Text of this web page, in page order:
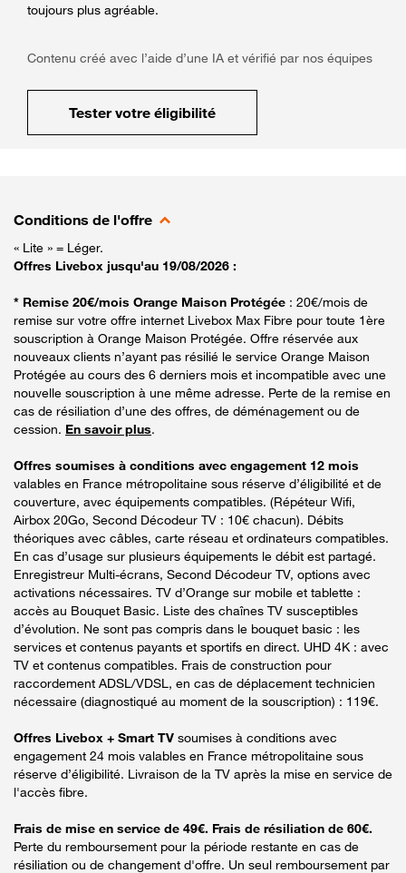
toujours plus agréable.
Contenu créé avec l’aide d’une IA et vérifié par nos équipes
Tester votre éligibilité
Conditions de l'offre
« Lite » = Léger.
Offres Livebox jusqu'au 19/08/2026 :
* Remise 20€/mois Orange Maison Protégée : 20€/mois de
remise sur votre offre internet Livebox Max Fibre pour toute 1ère
souscription à Orange Maison Protégée. Offre réservée aux
nouveaux clients n’ayant pas résilié le service Orange Maison
Protégée au cours des 6 derniers mois et incompatible avec une
nouvelle souscription à une même adresse. Perte de la remise en
cas de résiliation d’une des offres, de déménagement ou de
cession. En savoir plus.
Offres soumises à conditions avec engagement 12 mois
valables en France métropolitaine sous réserve d’éligibilité et de
couverture, avec équipements compatibles. (Répéteur Wifi,
Airbox 20Go, Second Décodeur TV : 10€ chacun). Débits
théoriques avec câbles, carte réseau et ordinateurs compatibles.
En cas d’usage sur plusieurs équipements le débit est partagé.
Enregistreur Multi-écrans, Second Décodeur TV, options avec
activations nécessaires. TV d’Orange sur mobile et tablette :
accès au Bouquet Basic. Liste des chaînes TV susceptibles
d’évolution. Ne sont pas compris dans le bouquet basic : les
services et contenus payants et sportifs en direct. UHD 4K : avec
TV et contenus compatibles. Frais de construction pour
raccordement ADSL/VDSL, en cas de déplacement technicien
nécessaire (diagnostiqué au moment de la souscription) : 119€.
Offres Livebox + Smart TV soumises à conditions avec
engagement 24 mois valables en France métropolitaine sous
réserve d’éligibilité. Livraison de la TV après la mise en service de
l'accès fibre.
Frais de mise en service de 49€. Frais de résiliation de 60€.
Perte du remboursement pour la période restante en cas de
résiliation ou de changement d'offre. Un seul remboursement par